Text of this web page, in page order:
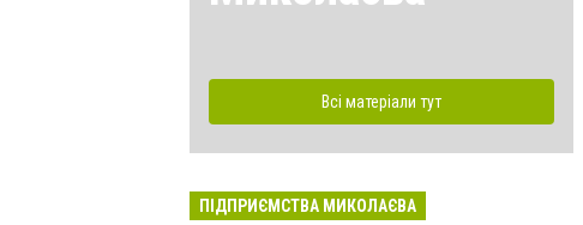
Всі матеріали тут
ПІДПРИЄМСТВА МИКОЛАЄВА